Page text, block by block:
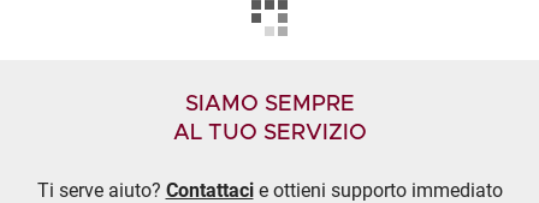
SIAMO SEMPRE
AL TUO SERVIZIO
Ti serve aiuto? Contattacie ottieni supporto immediato